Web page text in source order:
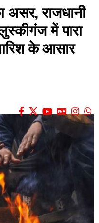
राजधानी
में पारा
के आसार